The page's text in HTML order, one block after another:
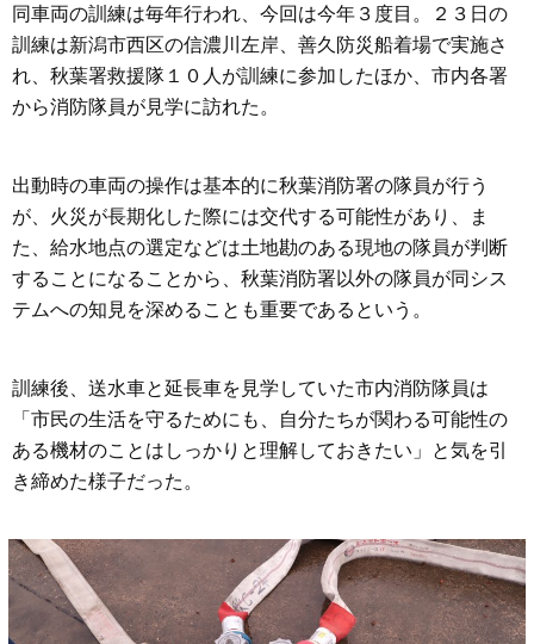
同車両の訓練は毎年行われ、今回は今年３度目。２３日の
訓練は新潟市西区の信濃川左岸、善久防災船着場で実施さ
れ、秋葉署救援隊１０人が訓練に参加したほか、市内各署
から消防隊員が見学に訪れた。
出動時の車両の操作は基本的に秋葉消防署の隊員が行う
が、火災が長期化した際には交代する可能性があり、ま
た、給水地点の選定などは土地勘のある現地の隊員が判断
することになることから、秋葉消防署以外の隊員が同シス
テムへの知見を深めることも重要であるという。
訓練後、送水車と延長車を見学していた市内消防隊員は
「市民の生活を守るためにも、自分たちが関わる可能性の
ある機材のことはしっかりと理解しておきたい」と気を引
き締めた様子だった。